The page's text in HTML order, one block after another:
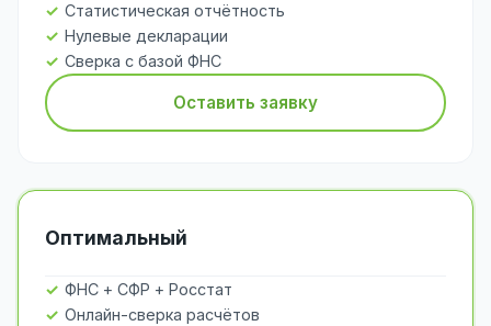
Статистическая отчётность
Нулевые декларации
Сверка с базой ФНС
Оставить заявку
Оптимальный
ФНС + СФР + Росстат
Онлайн-сверка расчётов